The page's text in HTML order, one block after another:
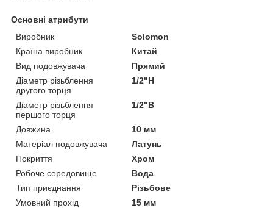
Основні атрибути
Виробник
Solomon
Країна виробник
Китай
Вид подовжувача
Прямий
Діаметр різьблення
другого торця
1/2"Н
Діаметр різьблення
першого торця
1/2"В
Довжина
10 мм
Матеріал подовжувача
Латунь
Покриття
Хром
Робоче середовище
Вода
Тип приєднання
Різьбове
Умовний прохід
15 мм